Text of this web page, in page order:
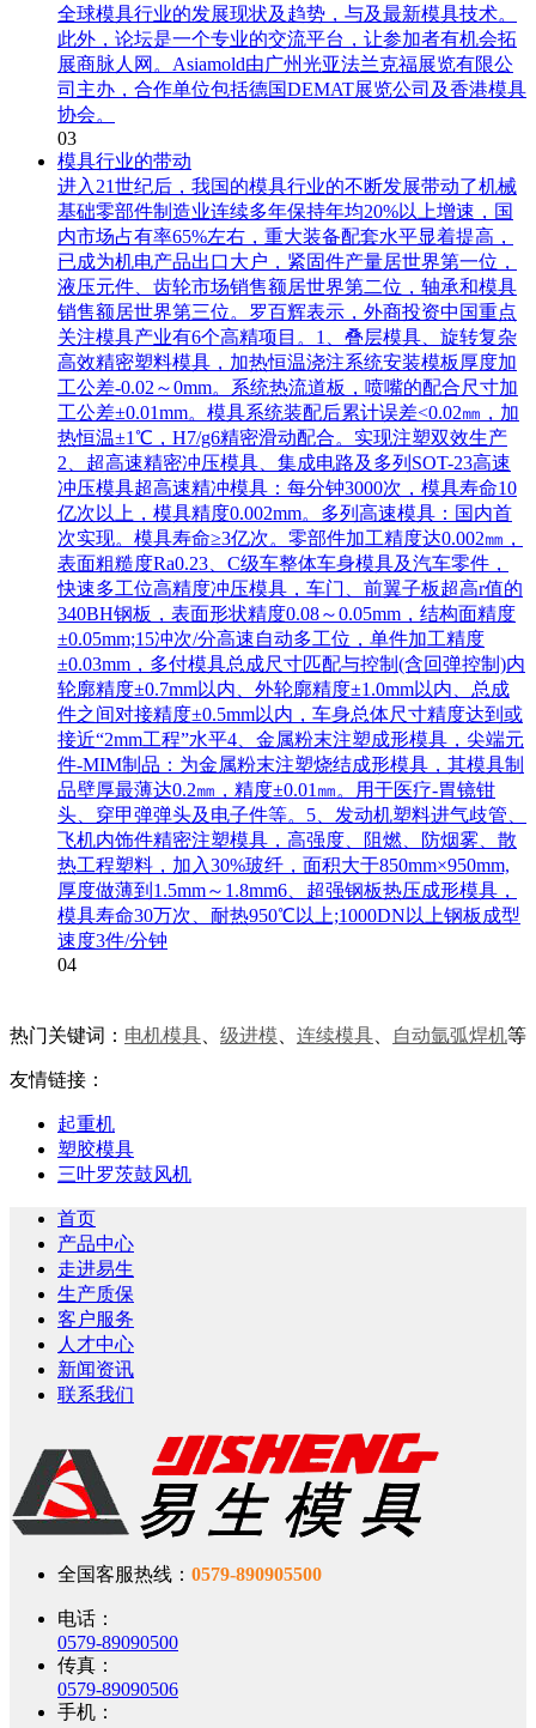
全球模具行业的发展现状及趋势，与及最新模具技术。
此外，论坛是一个专业的交流平台，让参加者有机会拓
展商脉人网。Asiamold由广州光亚法兰克福展览有限公
司主办，合作单位包括德国DEMAT展览公司及香港模具
协会。
03
模具行业的带动
进入21世纪后，我国的模具行业的不断发展带动了机械
基础零部件制造业连续多年保持年均20%以上增速，国
内市场占有率65%左右，重大装备配套水平显着提高，
已成为机电产品出口大户，紧固件产量居世界第一位，
液压元件、齿轮市场销售额居世界第二位，轴承和模具
销售额居世界第三位。罗百辉表示，外商投资中国重点
关注模具产业有6个高精项目。1、叠层模具、旋转复杂
高效精密塑料模具，加热恒温浇注系统安装模板厚度加
工公差-0.02～0mm。系统热流道板，喷嘴的配合尺寸加
工公差±0.01mm。模具系统装配后累计误差<0.02㎜，加
热恒温±1℃，H7/g6精密滑动配合。实现注塑双效生产
2、超高速精密冲压模具、集成电路及多列SOT-23高速
冲压模具超高速精冲模具：每分钟3000次，模具寿命10
亿次以上，模具精度0.002mm。多列高速模具：国内首
次实现。模具寿命≥3亿次。零部件加工精度达0.002㎜，
表面粗糙度Ra0.23、C级车整体车身模具及汽车零件，
快速多工位高精度冲压模具，车门、前翼子板超高r值的
340BH钢板，表面形状精度0.08～0.05mm，结构面精度
±0.05mm;15冲次/分高速自动多工位，单件加工精度
±0.03mm，多付模具总成尺寸匹配与控制(含回弹控制)内
轮廓精度±0.7mm以内、外轮廓精度±1.0mm以内、总成
件之间对接精度±0.5mm以内，车身总体尺寸精度达到或
接近“2mm工程”水平4、金属粉末注塑成形模具，尖端元
件-MIM制品：为金属粉末注塑烧结成形模具，其模具制
品壁厚最薄达0.2㎜，精度±0.01㎜。用于医疗-胃镜钳
头、穿甲弹弹头及电子件等。5、发动机塑料进气歧管、
飞机内饰件精密注塑模具，高强度、阻燃、防烟雾、散
热工程塑料，加入30%玻纤，面积大于850mm×950mm,
厚度做薄到1.5mm～1.8mm6、超强钢板热压成形模具，
模具寿命30万次、耐热950℃以上;1000DN以上钢板成型
速度3件/分钟
04
热门关键词： 电机模具 级进模 连续模具 自动氩弧焊机等
友情链接：
起重机
塑胶模具
三叶罗茨鼓风机
首页
产品中心
走进易生
生产质保
客户服务
人才中心
新闻资讯
联系我们
全国客服热线： 0579-890905500
电话：
0579-89090500
传真：
0579-89090506
手机：